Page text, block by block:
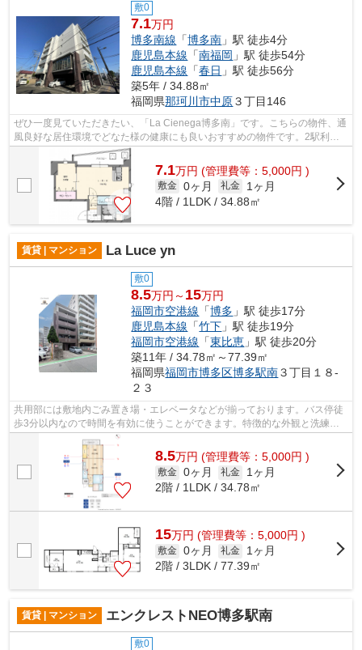
敷0
7.1万円
博多南線 「博多南 」駅 徒歩4分
鹿児島本線 「南福岡 」駅 徒歩54分
鹿児島本線 「春日 」駅 徒歩56分
築5年 / 34.88㎡
福岡県那珂川市中原３丁目146
ぜひ一度見ていただきたい、「La Cienega博多南」です。こちらの物件、通
風良好な居住環境でどなた様の健康にも良いおすすめの物件です。2駅利用
可能の物件です。道が平坦だと買い物も...
7.1万円 (管理費等：5,000円 )
敷金 0ヶ月 礼金
1ヶ月
4階 / 1LDK / 34.88㎡
賃貸 | マンション La Luce yn
敷0
8.5万円～ 15万円
福岡市空港線 「博多 」駅 徒歩17分
鹿児島本線 「竹下 」駅 徒歩19分
福岡市空港線 「東比恵 」駅 徒歩20分
築11年 / 34.78㎡～77.39㎡
福岡県福岡市博多区博多駅南３丁目１８-
２３
共用部には敷地内ごみ置き場・エレベータなどが揃っております。バス停徒
歩3分以内なので時間を有効に使うことができます。特徴的な外観と洗練さ
れた設計の内装を持つデザイナーズ。こ...
8.5万円 (管理費等：5,000円 )
敷金 0ヶ月 礼金
1ヶ月
2階 / 1LDK / 34.78㎡
15万円 (管理費等：5,000円 )
敷金 0ヶ月 礼金
1ヶ月
2階 / 3LDK / 77.39㎡
賃貸 | マンション エンクレストNEO博多駅南
敷0